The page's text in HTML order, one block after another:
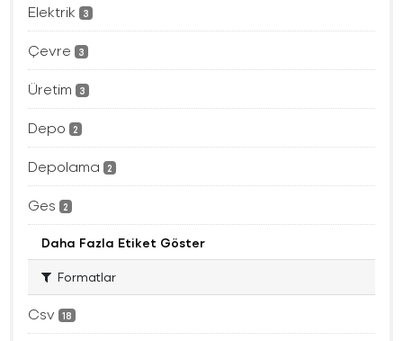
Elektrik 3
Çevre 3
Üretim 3
Depo 2
Depolama 2
Ges 2
Daha Fazla Etiket Göster
Formatlar
Csv 18